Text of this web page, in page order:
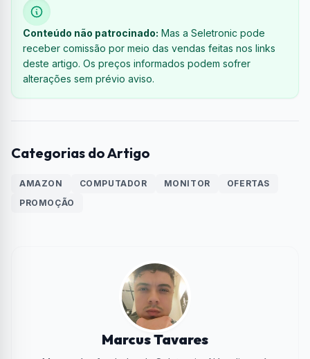
Conteúdo não patrocinado: Mas a Seletronic pode
receber comissão por meio das vendas feitas nos links
deste artigo. Os preços informados podem sofrer
alterações sem prévio aviso.
Categorias do Artigo
AMAZON COMPUTADOR MONITOR
OFERTAS
PROMOÇÃO
Marcus Tavares